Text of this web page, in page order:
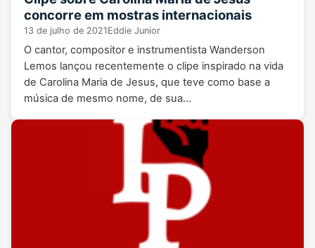
concorre em mostras internacionais
13 de julho de 2021Eddie Junior
O cantor, compositor e instrumentista Wanderson
Lemos lançou recentemente o clipe inspirado na vida
de Carolina Maria de Jesus, que teve como base a
música de mesmo nome, de sua…